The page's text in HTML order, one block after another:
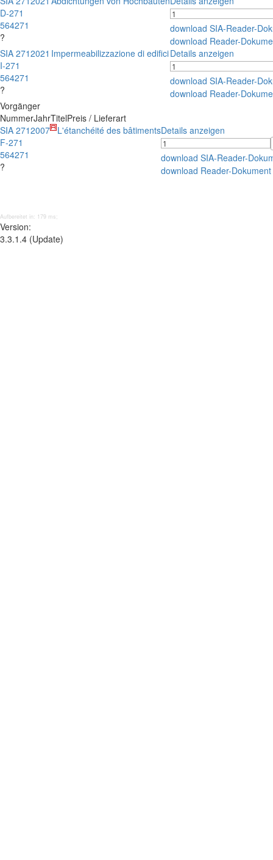
D-271
564271
?
download SIA-Reader-
download Reader-
SIA 271
I-271
564271
?
2021 Impermeabilizzazione di edificiDetails anzeigen
download SIA-Reader-
download Reader-
Vorgänger
NummerJahrTitelPreis / Lieferart
SIA 271
F-271
564271
?
2007 L'étanchéité des bâtimentsDetails anzeigen
download SIA-Reader-
download Reader-
Aufbereitet in: 179 ms;
Version:
3.3.1.4 (Update)